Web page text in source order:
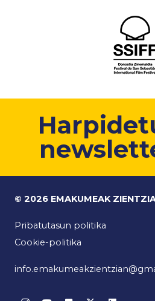
© 2026 EMAKUMEAK
Pribatutasun politika
Cookie-politika